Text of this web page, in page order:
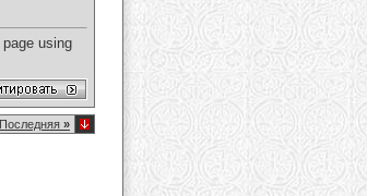
using
Последняя »